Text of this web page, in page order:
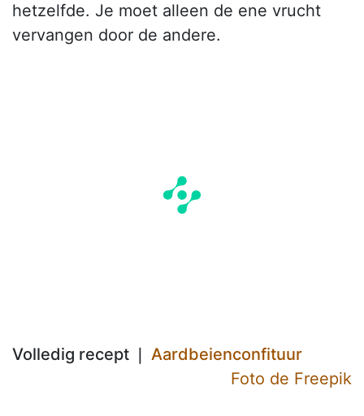
hetzelfde. Je moet alleen de ene vrucht
vervangen door de andere.
Volledig recept ❘ Aardbeienconfituur
Foto de Freepik